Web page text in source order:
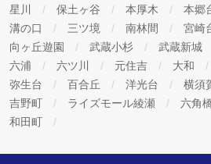
星川
保土ヶ谷 本厚木 本郷
溝の口
三ツ境 南林間 宮崎
向ヶ丘遊園
武蔵小杉 武蔵新城
六浦
六ツ川 元住吉 大和
弥生台
百合丘 洋光台 横須
吉野町
ライズモール綾瀬 六角
和田町